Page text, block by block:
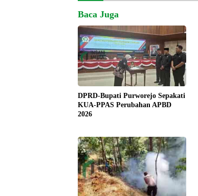
Baca Juga
DPRD-Bupati Purworejo Sepakati
KUA-PPAS Perubahan APBD
2026